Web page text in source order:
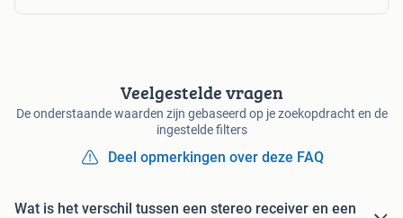
Veelgestelde vragen
De onderstaande waarden zijn gebaseerd op je zoekopdracht en de
ingestelde filters
Deel opmerkingen over deze FAQ
Wat is het verschil tussen een stereo receiver en een